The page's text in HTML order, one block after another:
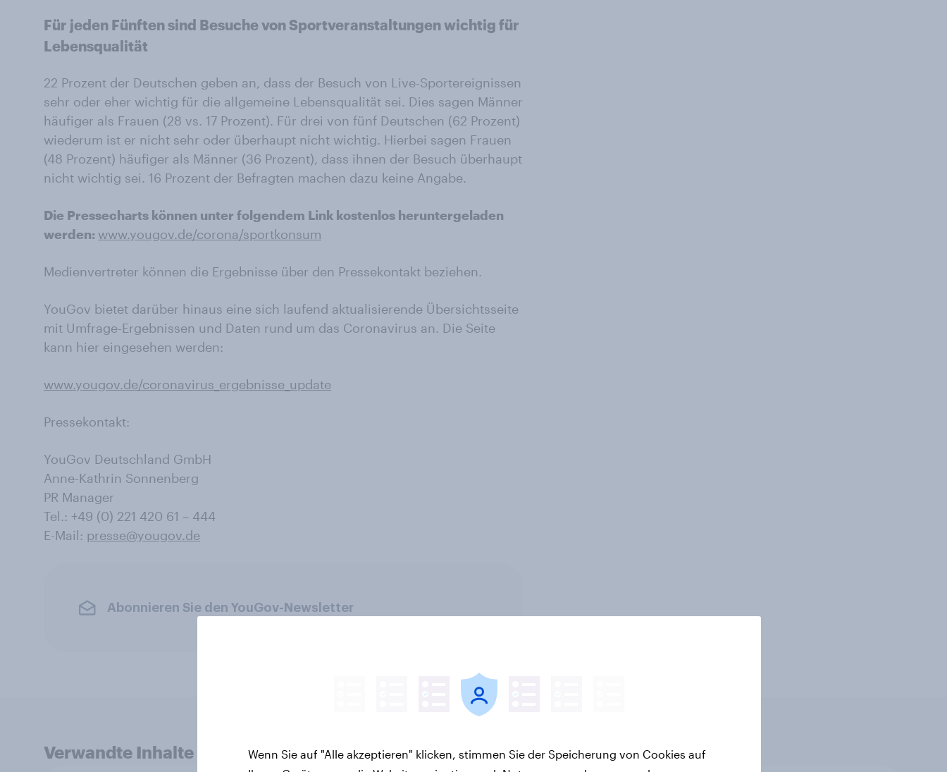
Für jeden Fünften sind Besuche von Sportveranstaltungen wichtig für
Lebensqualität
22 Prozent der Deutschen geben an, dass der Besuch von Live-Sportereignissen
sehr oder eher wichtig für die allgemeine Lebensqualität sei. Dies sagen Männer
häufiger als Frauen (28 vs. 17 Prozent). Für drei von fünf Deutschen (62 Prozent)
wiederum ist er nicht sehr oder überhaupt nicht wichtig. Hierbei sagen Frauen
(48 Prozent) häufiger als Männer (36 Prozent), dass ihnen der Besuch überhaupt
nicht wichtig sei. 16 Prozent der Befragten machen dazu keine Angabe.
Die Pressecharts können unter folgendem Link kostenlos heruntergeladen
werden: www.yougov.de/corona/sportkonsum
Medienvertreter können die Ergebnisse über den Pressekontakt beziehen.
YouGov bietet darüber hinaus eine sich laufend aktualisierende Übersichtsseite
mit Umfrage-Ergebnissen und Daten rund um das Coronavirus an. Die Seite
kann hier eingesehen werden:
www.yougov.de/coronavirus_ergebnisse_update
Pressekontakt:
YouGov Deutschland GmbH
Anne-Kathrin Sonnenberg
PR Manager
Tel.: +49 (0) 221 420 61 – 444
E-Mail: presse@yougov.de
Abonnieren Sie den YouGov-Newsletter
Verwandte Inhalte
Wenn Sie auf "Alle akzeptieren" klicken, stimmen Sie der Speicherung von Cookies auf